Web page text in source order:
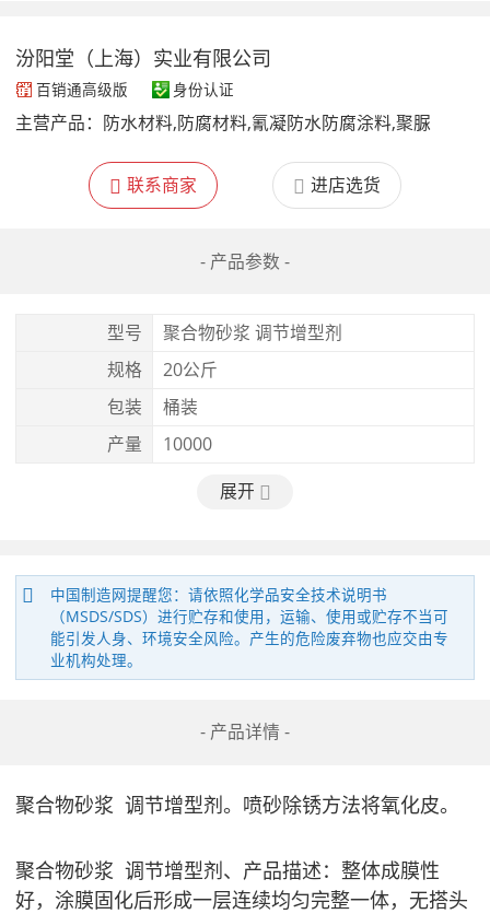
汾阳堂（上海）实业有限公司
百销通高级版 身份认证
主营产品： 防水材料,防腐材料,氰凝防水防腐涂料,聚脲
联系商家 进店选货
- 产品参数 -
型号
聚合物砂浆 调节增型剂
规格
20公斤
包装
桶装
产量
10000
展开
中国制造网提醒您：请依照化学品安全技术说明书
（MSDS/SDS）进行贮存和使用，运输、使用或贮存不当可
能引发人身、环境安全风险。产生的危险废弃物也应交由专
业机构处理。
- 产品详情 -
聚合物砂浆  调节增型剂。喷砂除锈方法将氧化皮。
聚合物砂浆  调节增型剂、产品描述：整体成膜性
好，涂膜固化后形成一层连续均匀完整一体，无搭头